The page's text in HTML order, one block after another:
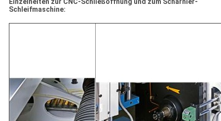
Einzelheiten zur CNC-Schließöffnung und zum Scharnier-
Schleifmaschine: